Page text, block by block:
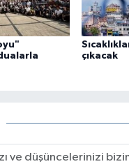
çıkacak